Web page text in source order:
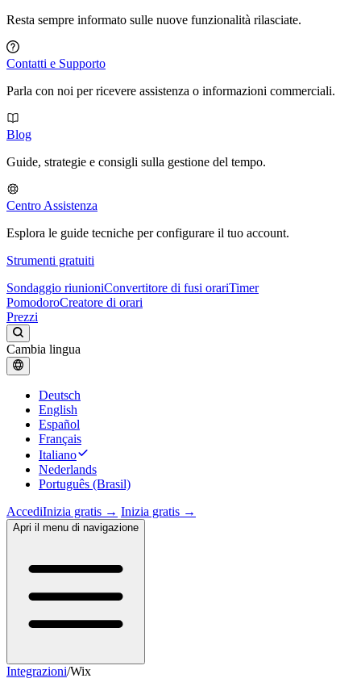
Resta sempre informato sulle nuove funzionalità rilasciate.
Contatti e Supporto
Parla con noi per ricevere assistenza o informazioni commerciali.
Blog
Guide, strategie e consigli sulla gestione del tempo.
Centro Assistenza
Esplora le guide tecniche per configurare il tuo account.
Strumenti gratuiti
Sondaggio riunioniConvertitore di fusi orariTimer
PomodoroCreatore di orari
Prezzi
Cambia lingua
Deutsch
English
Español
Français
Italiano
Nederlands
Português (Brasil)
AccediInizia gratis → Inizia gratis →
Apri il menu di navigazione
Integrazioni/Wix